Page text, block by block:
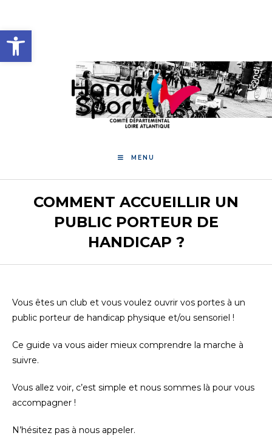
Ouvrir la barre d’outils
content
MENU
COMMENT ACCUEILLIR UN
PUBLIC PORTEUR DE
HANDICAP ?
Vous êtes un club et vous voulez ouvrir vos portes à un
public porteur de handicap physique et/ou sensoriel !
Ce guide va vous aider mieux comprendre la marche à
suivre.
Vous allez voir, c’est simple et nous sommes là pour vous
accompagner !
N’hésitez pas à nous appeler.